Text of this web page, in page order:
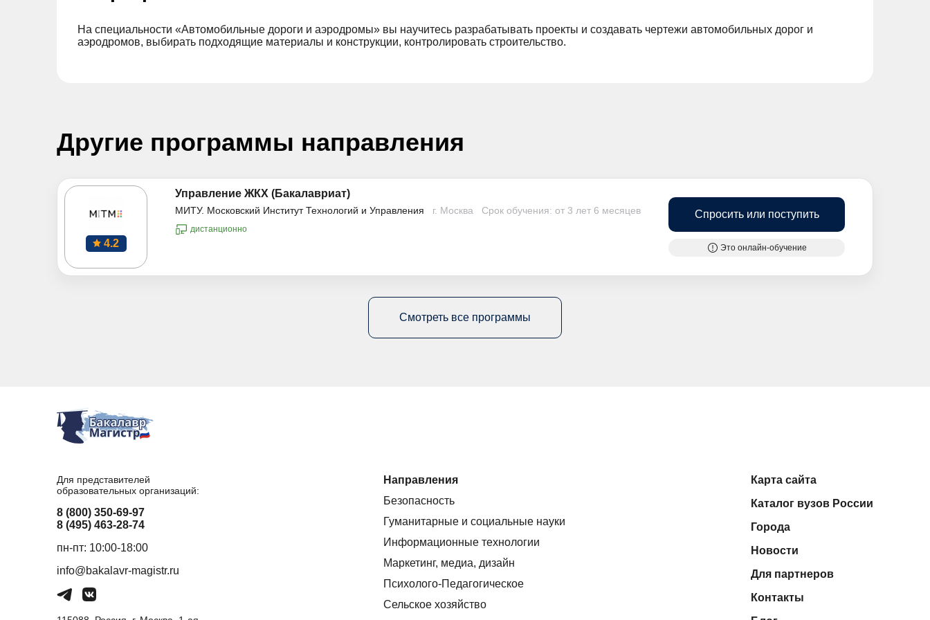
На специальности «Автомобильные дороги и аэродромы» вы научитесь разрабатывать проекты и создавать чертежи автомобильных дорог и
аэродромов, выбирать подходящие материалы и конструкции, контролировать строительство.
Другие программы направления
4.2
Управление ЖКХ (Бакалавриат)
МИТУ. Московский Институт Технологий и Управления г. Москва Срок обучения: от 3 лет 6 месяцев
дистанционно
Спросить или поступить
Это онлайн-обучение
Смотреть все программы
Для представителей
образовательных организаций:
8 (800) 350-69-97
8 (495) 463-28-74
пн-пт: 10:00-18:00
info@bakalavr-magistr.ru
Направления
Безопасность
Гуманитарные и социальные науки
Информационные технологии
Маркетинг, медиа, дизайн
Психолого-Педагогическое
Сельское хозяйство
Карта сайта
Каталог вузов России
Города
Новости
Для партнеров
Контакты